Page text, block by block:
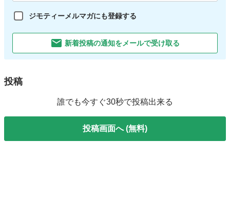
ジモティーメルマガにも登録する
新着投稿の通知をメールで受け取る
投稿
誰でも今すぐ30秒で投稿出来る
投稿画面へ (無料)